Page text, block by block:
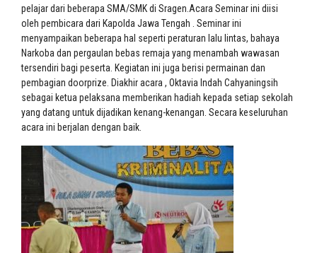
pelajar dari beberapa SMA/SMK di Sragen.Acara Seminar ini diisi
oleh pembicara dari Kapolda Jawa Tengah . Seminar ini
menyampaikan beberapa hal seperti peraturan lalu lintas, bahaya
Narkoba dan pergaulan bebas remaja yang menambah wawasan
tersendiri bagi peserta. Kegiatan ini juga berisi permainan dan
pembagian doorprize. Diakhir acara , Oktavia Indah Cahyaningsih
sebagai ketua pelaksana memberikan hadiah kepada setiap sekolah
yang datang untuk dijadikan kenang-kenangan. Secara keseluruhan
acara ini berjalan dengan baik.